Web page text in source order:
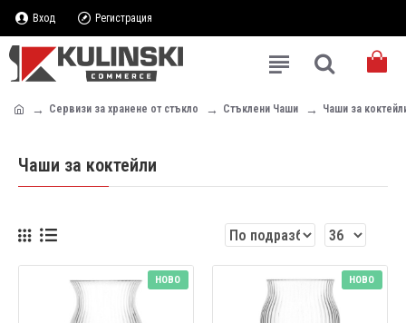
Вход Регистрация
Сервизи за хранене от стъкло Стъклени Чаши Чаши за
Чаши за коктейли
НОВО НОВО